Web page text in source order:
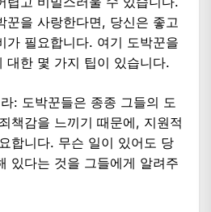
꾼을 사랑한다면, 당신은 좋고
가 필요합니다. 여기 도박꾼을
대한 몇 가지 팁이 있습니다.
: 도박꾼들은 종종 그들의 도
책감을 느끼기 때문에, 지원적
합니다. 무슨 일이 있어도 당
있다는 것을 그들에게 알려주